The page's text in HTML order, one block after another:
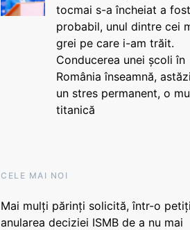
tocmai s-a încheiat a
probabil, unul dintre cei
grei pe care i-am trăit.
Conducerea unei școli în
România înseamnă,
un stres permanent, o
titanică
CELE MAI NOI
Mai mulți părinți solicită, într-o
anularea deciziei ISMB de a nu mai